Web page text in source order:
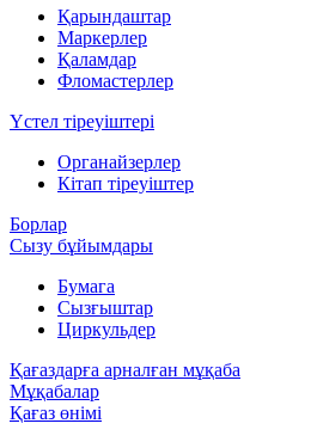
Қарындаштар
Маркерлер
Қаламдар
Фломастерлер
Үстел тіреуіштері
Органайзерлер
Кітап тіреуіштер
Борлар
Сызу бұйымдары
Бумага
Сызғыштар
Циркульдер
Қағаздарға арналған мұқаба
Мұқабалар
Қағаз өнімі